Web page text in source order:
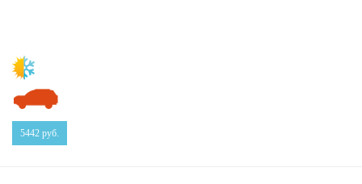
5442 руб.